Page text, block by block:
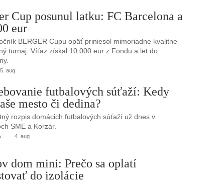
Cup posunul latku: FC Barcelona a
eur
BERGER Cupu opäť priniesol mimoriadne kvalitne
turnaj. Víťaz získal 10 000 eur z Fondu a let do
5. aug
futbalových súťaží: Kedy
mesto či dedina?
rozpis domácich futbalových súťaží už dnes v
SME a Korzár.
4. aug
dom mini: Prečo sa oplatí
do izolácie